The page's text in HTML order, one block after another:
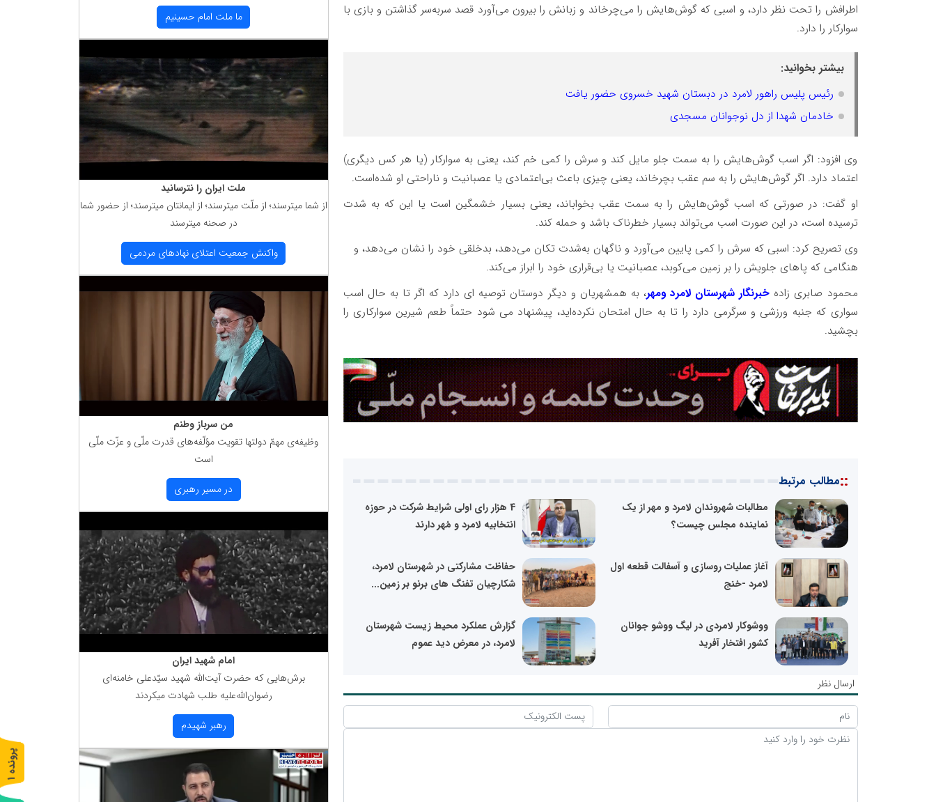
اطرافش را تحت نظر دارد، و اسبی که گوش‌هایش را می‌چرخاند و زبانش را بیرون می‌آورد قصد سربه‌سر گذاشتن و بازی با
سوارکار را دارد.
بیشتر بخوانید:
رئیس پلیس راهور لامرد در دبستان شهید خسروی حضور یافت
خادمان شهدا از دل نوجوانان مسجدی
وی افزود: اگر اسب گوش‌هایش را به سمت جلو مایل کند و سرش را کمی خم کند، یعنی به سوارکار (یا هر کس دیگری)
اعتماد دارد. اگر گوش‌هایش را به سم عقب بچرخاند، یعنی چیزی باعث بی‌اعتمادی یا عصبانیت و ناراحتی او شده‌است.
او گفت: در صورتی که اسب گوش‌هایش را به سمت عقب بخواباند، یعنی بسیار خشمگین است یا این که به شدت
ترسیده‌ است، در این صورت اسب می‌تواند بسیار خطرناک باشد و حمله کند.
وی تصریح کرد: اسبی که سرش را کمی پایین می‌آورد و ناگهان به‌شدت تکان می‌دهد، بدخلقی خود را نشان می‌دهد، و
هنگامی که پاهای جلویش را بر زمین می‌کوبد، عصبانیت یا بی‌قراری خود را ابراز می‌کند.
محمود صابری زاده خبرنگار شهرستان لامرد ومهر، به همشهریان و دیگر دوستان توصیه ای دارد که اگر تا به حال اسب
سواری که جنبه ورزشی و سرگرمی دارد را تا به حال امتحان نکرده‌اید، پیشنهاد می‌ شود حتماً طعم شیرین سوارکاری را
بچشید.
::مطالب مرتبط
مطالبات شهروندان لامرد و مهر از یک
نماینده مجلس چیست؟
4 هزار رای اولی شرایط شرکت در حوزه
انتخابیه لامرد و مُهر دارند
آغاز عملیات روسازی و آسفالت قطعه اول
لامرد -خنج
حفاظت مشارکتی در شهرستان لامرد،
شکارچیان تفنگ های برنو بر زمین...
ووشوکار لامردی در لیگ ووشو جوانان
کشور افتخار آفرید
گزارش عملکرد محیط زیست شهرستان
لامرد، در معرض دید عموم
ارسال نظر
ما ملت امام حسینیم
ملت ایران را نترسانید
از شما میترسند؛ از ملّت میترسند؛ از ایمانتان میترسند؛ از حضور شما
در صحنه میترسند
واكنش جمعیت اعتلای نهادهای مردمی
من سرباز وطنم
وظیفه‌ی مهمّ دولتها تقویت مؤلّفه‌های قدرت ملّی و عزّت ملّی
است
در مسیر رهبری
امام شهید ایران
برش‌هایی كه حضرت آیت‌الله شهید سیّدعلی خامنه‌ای
رضوان‌الله‌علیه طلب شهادت میكردند
رهبر شهیدم
پ
ر
و
ن
د
ه
1